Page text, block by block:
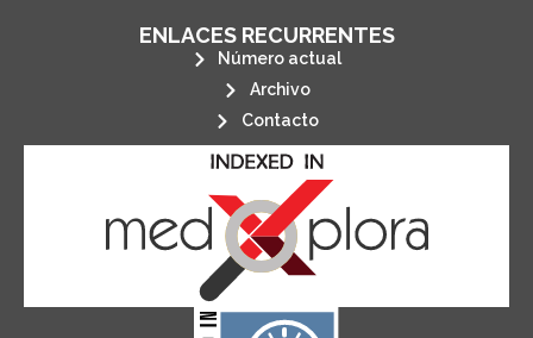
ENLACES RECURRENTES
Número actual
Archivo
Contacto